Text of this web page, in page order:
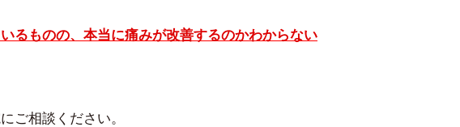
るものの、本当に痛みが改善するのかわからない
ご相談ください。